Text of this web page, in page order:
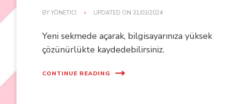
BYYÖNETICI UPDATED ON 31/03/2024
Yeni sekmede açarak, bilgisayarınıza yüksek
çözünürlükte kaydedebilirsiniz.
CONTINUE READING